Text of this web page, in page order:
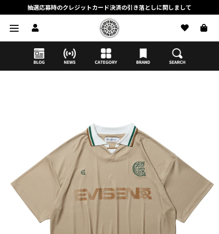
抽選応募時のクレジットカード決済の引き落としに関しまして
【応募前に必ずお読みください】抽選応募に関する注意事項
MORTAR ONLINE STOREの会員に関しまして